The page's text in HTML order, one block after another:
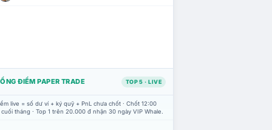
ĐIỂM PAPER TRADE TOP 5 · LIVE
live = số dư ví + ký quỹ + PnL chưa chốt · Chốt 12:00
tháng · Top 1 trên 20.000 đ nhận 30 ngày VIP Whale.